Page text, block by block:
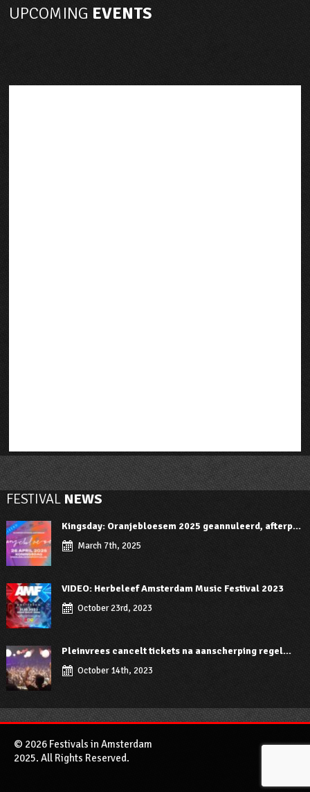
UPCOMING EVENTS
FESTIVALNEWS
Kingsday: Oranjebloesem 2025 geannuleerd, afterp...
March 7th, 2025
VIDEO: Herbeleef Amsterdam Music Festival 2023
October 23rd, 2023
Pleinvrees cancelt tickets na aanscherping regel...
October 14th, 2023
© 2026 Festivals in Amsterdam
2025. All Rights Reserved.